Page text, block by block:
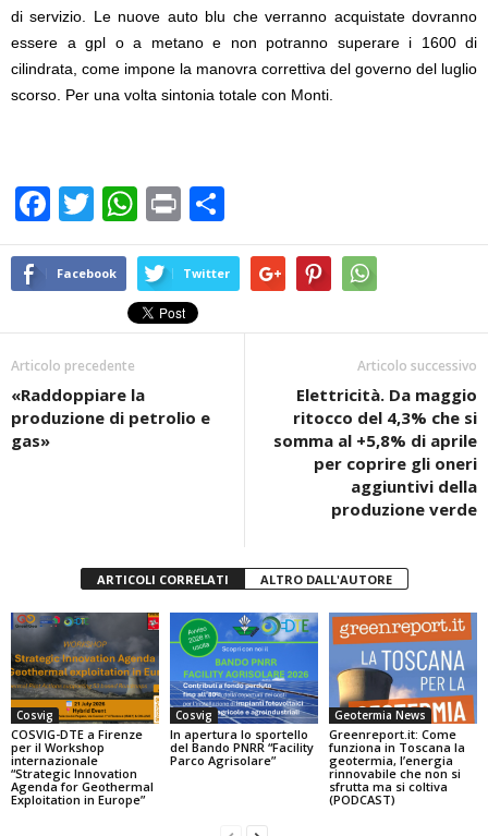
di servizio. Le nuove auto blu che verranno acquistate dovranno
essere a gpl o a metano e non potranno superare i 1600 di
cilindrata, come impone la manovra correttiva del governo del luglio
scorso. Per una volta sintonia totale con Monti.
F
a
c
b
o
o
T
wi
tt
W
h
at
s
A
p
Pr
in
t
o
n
vi
Facebook Twitter
Articolo precedente
«Raddoppiare la
produzione di petrolio e
gas»
Articolo successivo
Elettricità. Da maggio
ritocco del 4,3% che si
somma al +5,8% di aprile
per coprire gli oneri
aggiuntivi della
produzione verde
ARTICOLI CORRELATI ALTRO DALL'AUTORE
Cosvig
COSVIG-DTE a Firenze
per il Workshop
internazionale
“Strategic Innovation
Agenda for Geothermal
Exploitation in Europe”
Cosvig
In apertura lo sportello
del Bando PNRR “Facility
Parco Agrisolare”
Geotermia News
Greenreport.it: Come
funziona in Toscana la
geotermia, l’energia
rinnovabile che non si
sfrutta ma si coltiva
(PODCAST)